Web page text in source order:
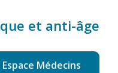
et anti-âge
Espace Médecins